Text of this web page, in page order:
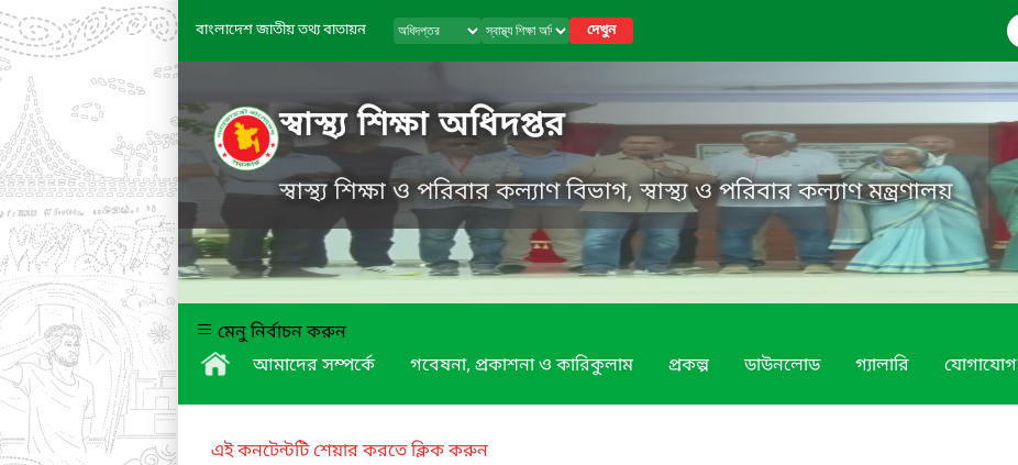
বাংলাদেশ জাতীয় তথ্য বাতায়ন দেখুন
স্বাস্থ্য শিক্ষা অধিদপ্তর
স্বাস্থ্য শিক্ষা ও পরিবার কল্যাণ বিভাগ, স্বাস্থ্য ও পরিবার কল্যাণ মন্ত্রণালয়
মেনু নির্বাচন করুন
আমাদের সম্পর্কে
গবেষনা, প্রকাশনা ও কারিকুলাম প্রকল্প ডাউনলোড গ্যালারি যোগাযোগ
এই কনটেন্টটি শেয়ার করতে ক্লিক করুন